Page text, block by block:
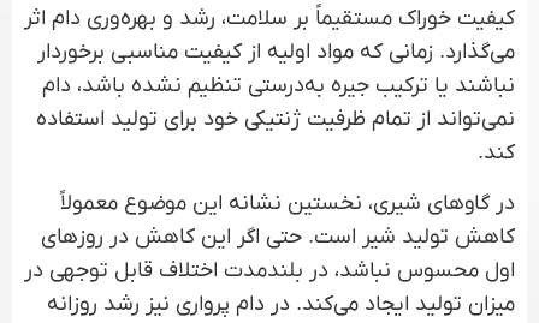
کیفیت خوراک مستقیماً بر سلامت، رشد و بهره‌وری دام اثر
می‌گذارد. زمانی که مواد اولیه از کیفیت مناسبی برخوردار
نباشند یا ترکیب جیره به‌درستی تنظیم نشده باشد، دام
نمی‌تواند از تمام ظرفیت ژنتیکی خود برای تولید استفاده
کند.
در گاوهای شیری، نخستین نشانه این موضوع معمولاً
کاهش تولید شیر است. حتی اگر این کاهش در روزهای
اول محسوس نباشد، در بلندمدت اختلاف قابل توجهی در
میزان تولید ایجاد می‌کند. در دام پرواری نیز رشد روزانه